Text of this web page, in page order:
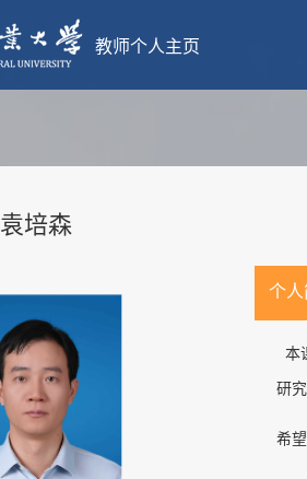
教师个人主页
袁培森
个
本
研
希